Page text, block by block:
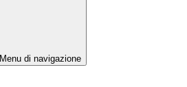
Menu di navigazione